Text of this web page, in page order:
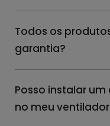
Todos os
garantia?
Posso instalar
no meu ventilador